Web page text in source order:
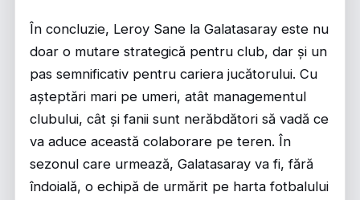
În concluzie, Leroy Sane la Galatasaray este nu
doar o mutare strategică pentru club, dar și un
pas semnificativ pentru cariera jucătorului. Cu
așteptări mari pe umeri, atât managementul
clubului, cât și fanii sunt nerăbdători să vadă ce
va aduce această colaborare pe teren. În
sezonul care urmează, Galatasaray va fi, fără
îndoială, o echipă de urmărit pe harta fotbalului